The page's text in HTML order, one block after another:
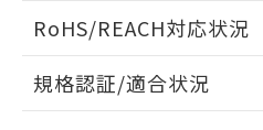
開閉容量
ドすることができます。
ログイン/
RoHS/REACH対応状況
EU RoHS 注意事項・凡例
規格認証/適合状況